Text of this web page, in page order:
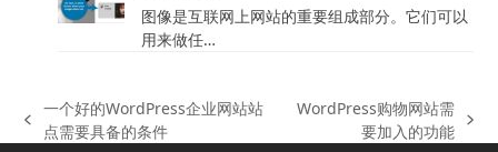
图像是互联网上网站的重要组成部分。它们可以
用来做任…
上
一个好的WordPress企业网站站
点需要具备的条件
WordPress购物网站需
要加入的功能